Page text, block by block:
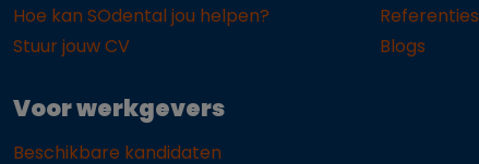
Hoe kan SOdental jou helpen?
Stuur jouw CV
Voor werkgevers
Beschikbare kandidaten
Referenties
Blogs